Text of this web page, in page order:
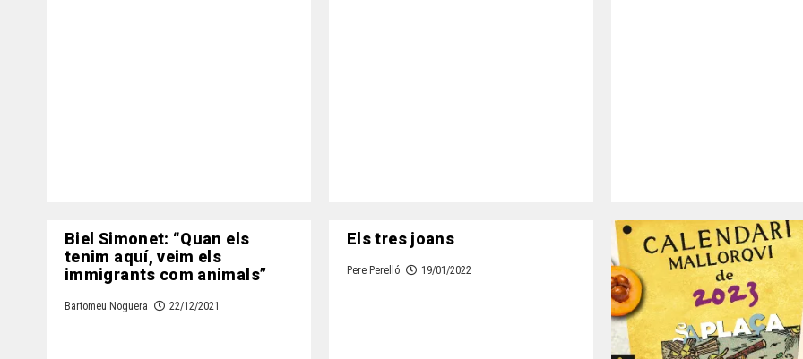
Biel Simonet: “Quan els
tenim aquí, veim els
immigrants com animals”
Bartomeu Noguera 22/12/2021
Els tres joans
Pere Perelló 19/01/2022